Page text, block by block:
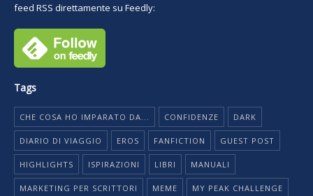
feed RSS direttamente su Feedly:
Tags
CHE COSA HO IMPARATO DA... CONFIDENZE DARK
DIARIO DI VIAGGIO EROS FANFICTION GUEST POST
HIGHLIGHTS ISPIRAZIONI LIBRI MANUALI
MARKETING PER SCRITTORI MEME MY PEAK CHALLENGE